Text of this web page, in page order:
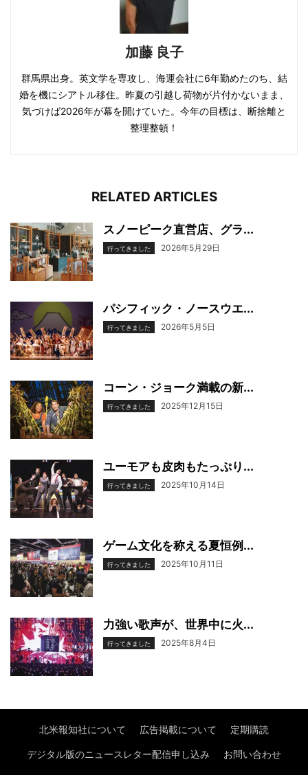
加藤 良子
群馬県出身。英文学を専攻し、海運会社に6年勤めたのち、結
婚を機にシアトル移住。昨夏の引越し荷物が片付かないまま、
気づけば2026年が幕を開けていた。今年の目標は、断捨離と
整理整頓！
RELATED ARTICLES
スノーピーク直営店、グラ...
行ってきました 2026年5月29日
パシフィック・ノースウエ...
行ってきました 2026年5月5日
コーン・ジョーク満載の新...
行ってきました 2025年12月15日
ユーモアも皮肉もたっぷり...
行ってきました 2025年10月14日
ゲーム文化を称える夏恒例...
行ってきました 2025年10月11日
力強い歌声が、世界中に火...
行ってきました 2025年8月4日
北米報知社について 広告掲載について 定期購読
デジタル版のニュースレター配信申し込み お問い合わせ